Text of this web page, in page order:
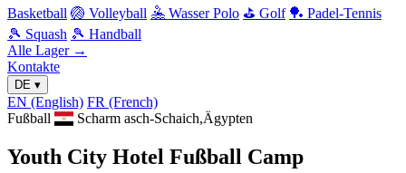
Basketball 🏐 Volleyball 🤽 Wasser Polo ⛳ Golf 🏓 Padel-Tennis
🎾 Squash 🎾 Handball
Alle Lager →
Kontakte
DE ▾
EN (English) FR (French)
Fußball
Scharm asch-Schaich,Ägypten
Youth City Hotel Fußball Camp